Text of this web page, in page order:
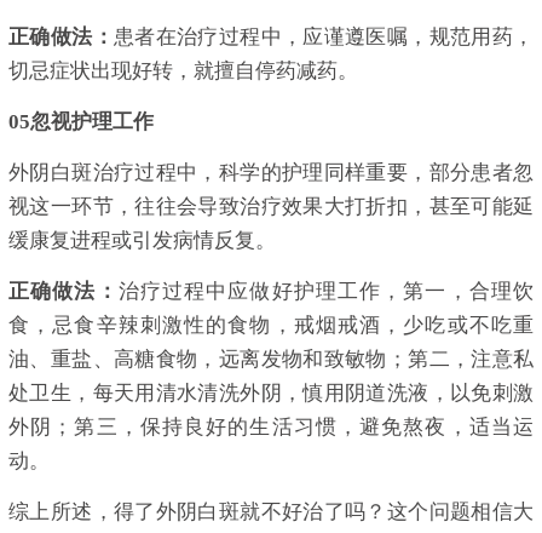
正确做法： 患者在治疗过程中，应谨遵医嘱，规范用药，
切忌症状出现好转，就擅自停药减药。
05忽视护理工作
外阴白斑治疗过程中，科学的护理同样重要，部分患者忽
视这一环节，往往会导致治疗效果大打折扣，甚至可能延
缓康复进程或引发病情反复。
正确做法： 治疗过程中应做好护理工作，第一，合理饮
食，忌食辛辣刺激性的食物，戒烟戒酒，少吃或不吃重
油、重盐、高糖食物，远离发物和致敏物；第二，注意私
处卫生，每天用清水清洗外阴，慎用阴道洗液，以免刺激
外阴；第三，保持良好的生活习惯，避免熬夜，适当运
动。
综上所述，得了外阴白斑就不好治了吗？这个问题相信大